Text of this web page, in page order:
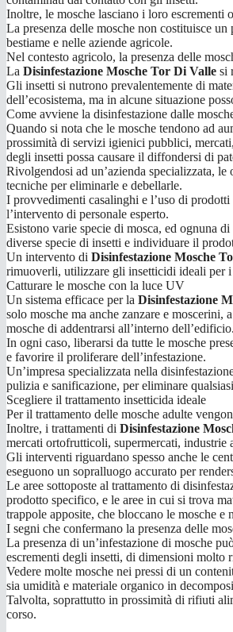
Inoltre, le mosche lasciano i loro
La presenza delle mosche non costituisce
bestiame e nelle aziende agricole.
Nel contesto agricolo, la presenza delle
La Disinfestazione Mosche Tor Di Valle si
Gli insetti si nutrono prevalentemente di
dell’ecosistema, ma in alcune situazione
Come avviene la disinfestazione dalle
Quando si nota che le mosche tendono ad
prossimità di servizi igienici pubblici,
degli insetti possa causare il diffondersi di
Rivolgendosi ad un’azienda specializzata,
tecniche per eliminarle e debellarle.
I provvedimenti casalinghi e l’uso di
l’intervento di personale esperto.
Esistono varie specie di mosca, ed ognuna
diverse specie di insetti e individuare il
Un intervento di Disinfestazione Mosche
rimuoverli, utilizzare gli insetticidi ideali per i
Catturare le mosche con la luce UV
Un sistema efficace per la Disinfestazione
solo mosche ma anche zanzare e moscerini,
mosche di addentrarsi all’interno dell’edificio.
In ogni caso, liberarsi da tutte le mosche
e favorire il proliferare dell’infestazione.
Un’impresa specializzata nella
pulizia e sanificazione, per eliminare
Scegliere il trattamento insetticida ideale
Per il trattamento delle mosche adulte
Inoltre, i trattamenti di Disinfestazione
mercati ortofrutticoli, supermercati, industrie
Gli interventi riguardano spesso anche le
eseguono un sopralluogo accurato per
Le aree sottoposte al trattamento di
prodotto specifico, e le aree in cui si trova
trappole apposite, che bloccano le mosche e
I segni che confermano la presenza delle
La presenza di un’infestazione di mosche
escrementi degli insetti, di dimensioni
Vedere molte mosche nei pressi di un
sia umidità e materiale organico in
Talvolta, soprattutto in prossimità di rifiuti
corso.